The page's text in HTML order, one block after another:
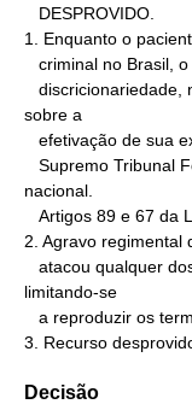
1. Enquanto o
sobre a
nacional.
2. Agravo regimental
limitando-se
3. Recurso
Decisão